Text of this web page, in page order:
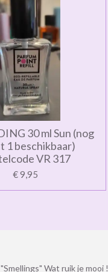
30 ml Sun (nog
1 beschikbaar)
VR 317
€ 9,95
Wat ruik je mooi !